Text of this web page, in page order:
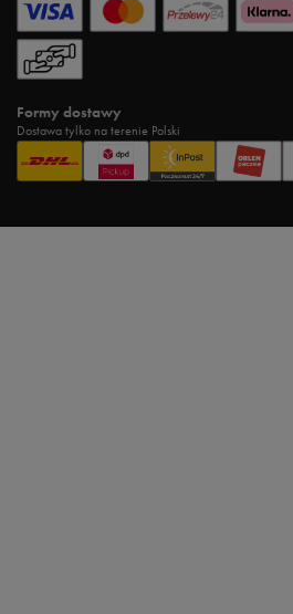
Formy dostawy
Dostawa tylko na terenie Polski